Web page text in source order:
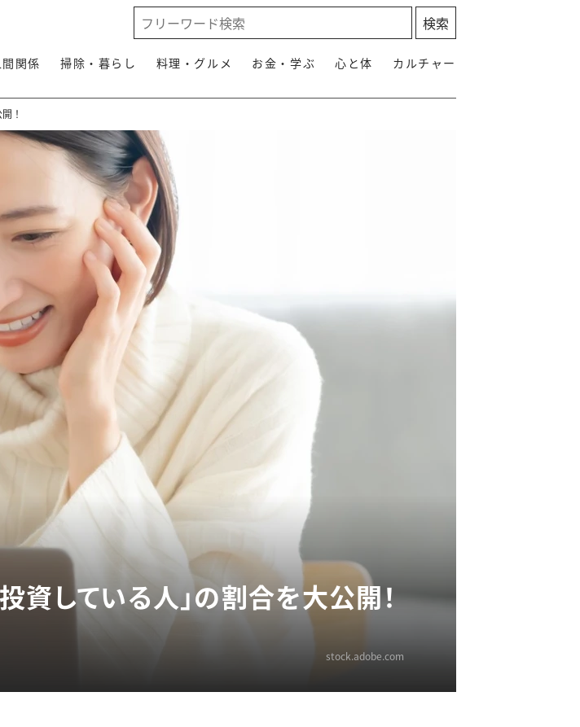
関係 掃除・暮らし 料理・グルメ お金・学ぶ 心と体 カルチャー
！
資している人」の割合を大公開！
stock.adobe.com